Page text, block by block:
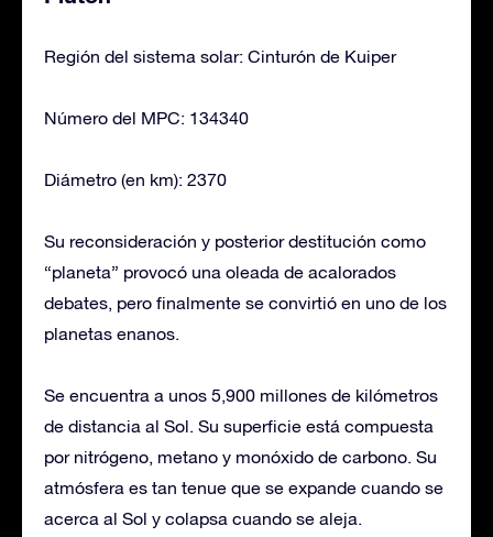
Región del sistema solar: Cinturón de Kuiper
Número del MPC: 134340
Diámetro (en km): 2370
Su reconsideración y posterior destitución como
“planeta” provocó una oleada de acalorados
debates, pero finalmente se convirtió en uno de los
planetas enanos.
Se encuentra a unos 5,900 millones de kilómetros
de distancia al Sol. Su superficie está compuesta
por nitrógeno, metano y monóxido de carbono. Su
atmósfera es tan tenue que se expande cuando se
acerca al Sol y colapsa cuando se aleja.